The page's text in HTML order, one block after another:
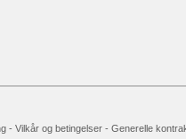
- Vilkår og betingelser- Generelle